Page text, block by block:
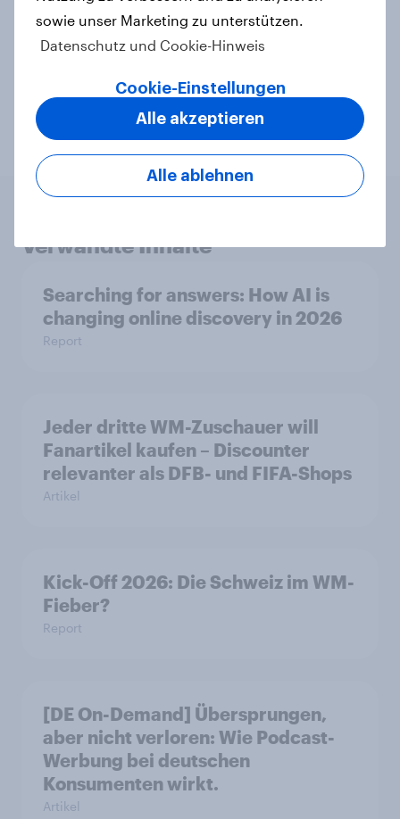
Leisure & entertainment Media & content
Surveys: Serviced
Verwandte Inhalte
Searching for answers: How AI is
changing online discovery in 2026
Report
Jeder dritte WM-Zuschauer will
Fanartikel kaufen – Discounter
relevanter als DFB- und FIFA-Shops
Artikel
Kick-Off 2026: Die Schweiz im WM-
Fieber?​
Report
[DE On-Demand] Übersprungen,
aber nicht verloren: Wie Podcast-
Werbung bei deutschen
Konsumenten wirkt.
Artikel
sowie unser Marketing zu unterstützen.
Datenschutz und Cookie-Hinweis
Cookie-Einstellungen
Alle ablehnen
Alle akzeptieren